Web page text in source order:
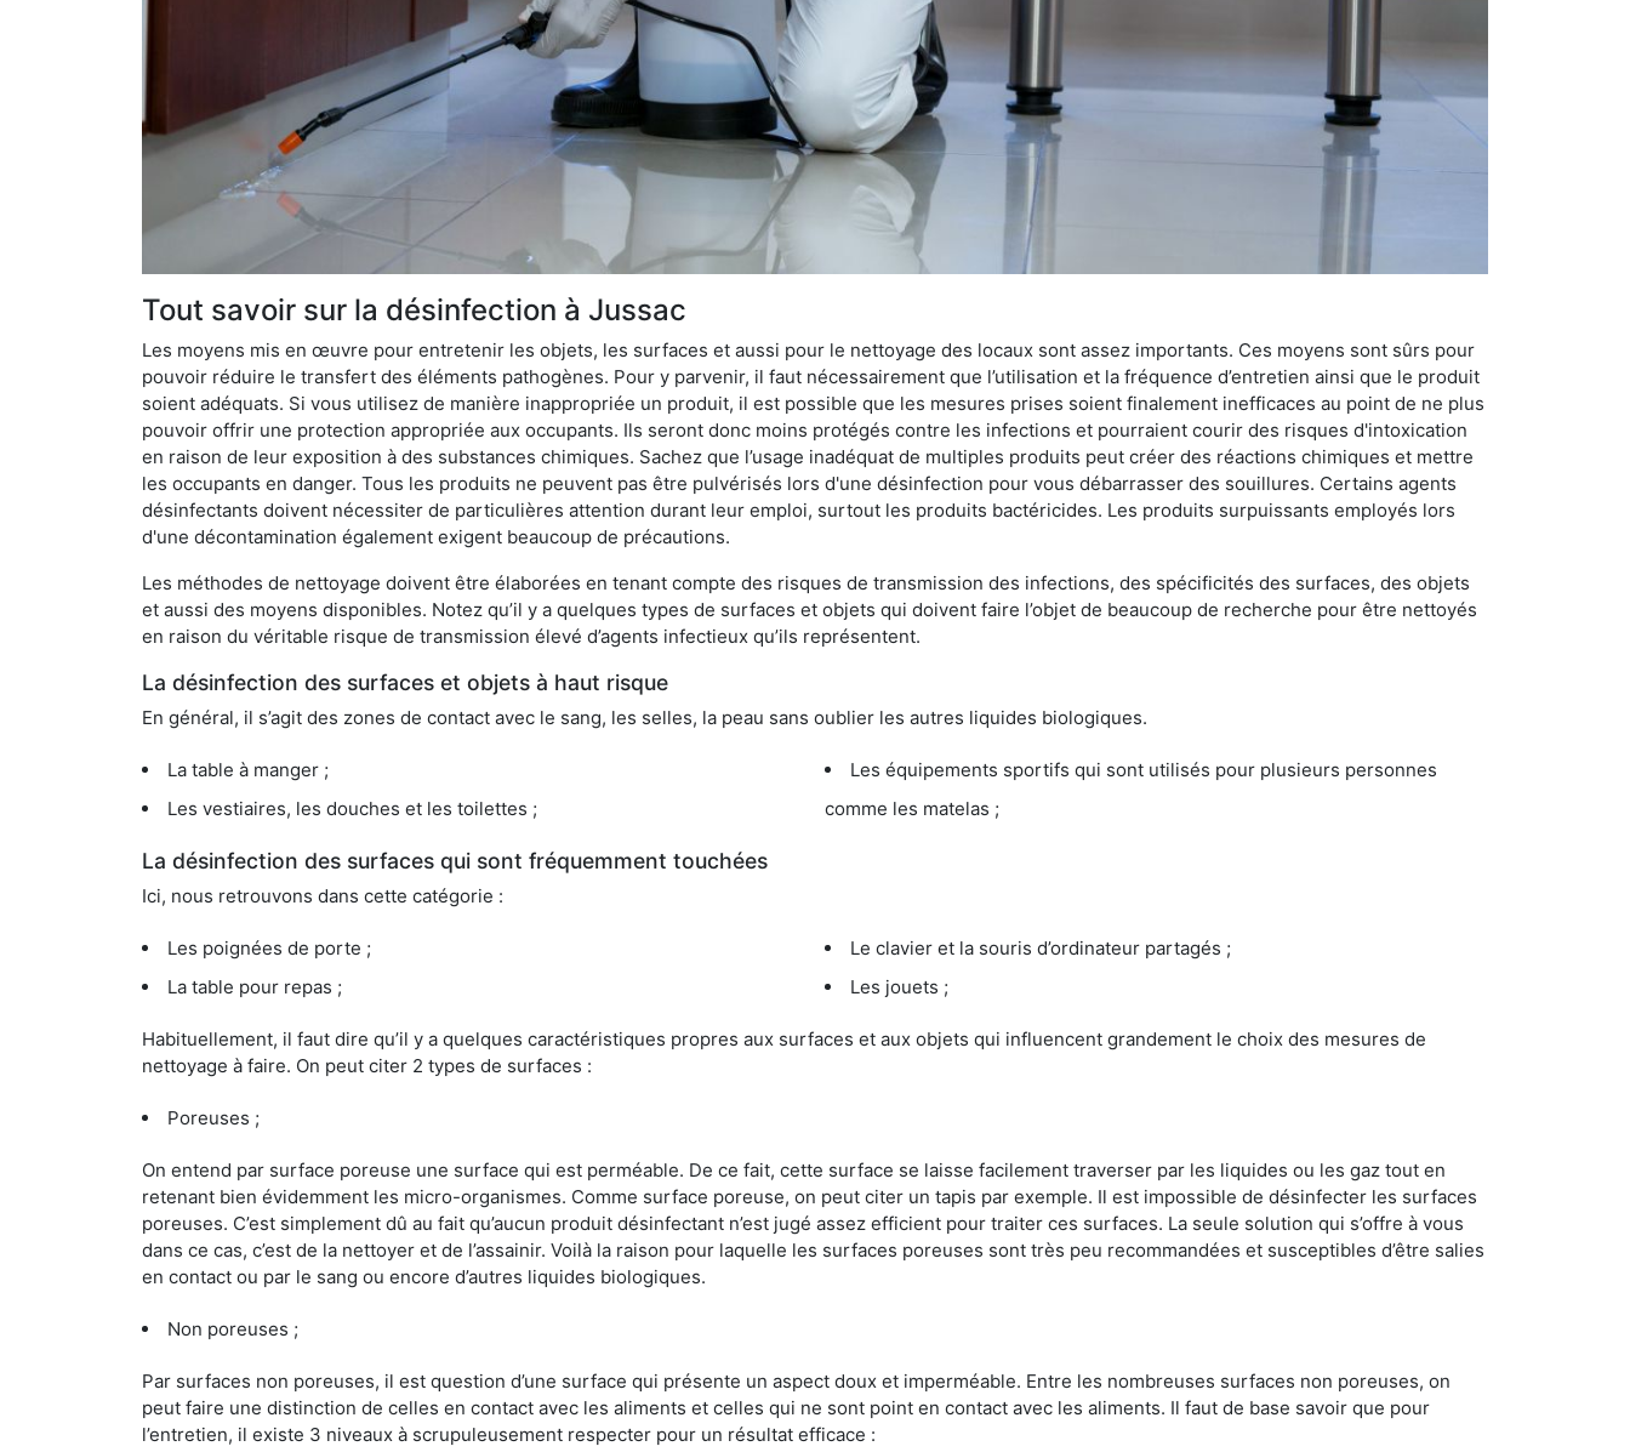
Tout savoir sur la désinfection à Jussac
Les moyens mis en œuvre pour entretenir les objets, les surfaces et aussi pour le nettoyage des locaux sont assez importants. Ces moyens sont sûrs pour
pouvoir réduire le transfert des éléments pathogènes. Pour y parvenir, il faut nécessairement que l’utilisation et la fréquence d’entretien ainsi que le produit
soient adéquats. Si vous utilisez de manière inappropriée un produit, il est possible que les mesures prises soient finalement inefficaces au point de ne plus
pouvoir offrir une protection appropriée aux occupants. Ils seront donc moins protégés contre les infections et pourraient courir des risques d'intoxication
en raison de leur exposition à des substances chimiques. Sachez que l’usage inadéquat de multiples produits peut créer des réactions chimiques et mettre
les occupants en danger. Tous les produits ne peuvent pas être pulvérisés lors d'une désinfection pour vous débarrasser des souillures. Certains agents
désinfectants doivent nécessiter de particulières attention durant leur emploi, surtout les produits bactéricides. Les produits surpuissants employés lors
d'une décontamination également exigent beaucoup de précautions.
Les méthodes de nettoyage doivent être élaborées en tenant compte des risques de transmission des infections, des spécificités des surfaces, des objets
et aussi des moyens disponibles. Notez qu’il y a quelques types de surfaces et objets qui doivent faire l’objet de beaucoup de recherche pour être nettoyés
en raison du véritable risque de transmission élevé d’agents infectieux qu’ils représentent.
La désinfection des surfaces et objets à haut risque
En général, il s’agit des zones de contact avec le sang, les selles, la peau sans oublier les autres liquides biologiques.
La table à manger ;
Les vestiaires, les douches et les toilettes ;
Les équipements sportifs qui sont utilisés pour plusieurs personnes
comme les matelas ;
La désinfection des surfaces qui sont fréquemment touchées
Ici, nous retrouvons dans cette catégorie :
Les poignées de porte ;
La table pour repas ;
Le clavier et la souris d’ordinateur partagés ;
Les jouets ;
Habituellement, il faut dire qu’il y a quelques caractéristiques propres aux surfaces et aux objets qui influencent grandement le choix des mesures de
nettoyage à faire. On peut citer 2 types de surfaces :
Poreuses ;
On entend par surface poreuse une surface qui est perméable. De ce fait, cette surface se laisse facilement traverser par les liquides ou les gaz tout en
retenant bien évidemment les micro-organismes. Comme surface poreuse, on peut citer un tapis par exemple. Il est impossible de désinfecter les surfaces
poreuses. C’est simplement dû au fait qu’aucun produit désinfectant n’est jugé assez efficient pour traiter ces surfaces. La seule solution qui s’offre à vous
dans ce cas, c’est de la nettoyer et de l’assainir. Voilà la raison pour laquelle les surfaces poreuses sont très peu recommandées et susceptibles d’être salies
en contact ou par le sang ou encore d’autres liquides biologiques.
Non poreuses ;
Par surfaces non poreuses, il est question d’une surface qui présente un aspect doux et imperméable. Entre les nombreuses surfaces non poreuses, on
peut faire une distinction de celles en contact avec les aliments et celles qui ne sont point en contact avec les aliments. Il faut de base savoir que pour
l’entretien, il existe 3 niveaux à scrupuleusement respecter pour un résultat efficace :